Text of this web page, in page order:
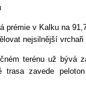
prémie v Kalku na
nejsilnější
terénu už bývá
zavede